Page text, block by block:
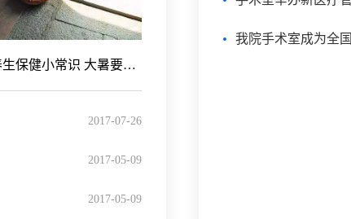
大暑养生保健小常识 大暑要注意什么
2017-07-26
2017-05-09
2017-05-09